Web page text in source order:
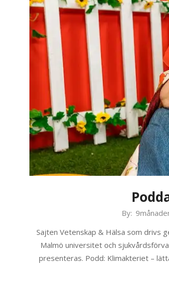
27
By:
Sajten Vetenskap & Hälsa som drivs
Malmö universitet och
presenteras. Podd: Klimakteriet –